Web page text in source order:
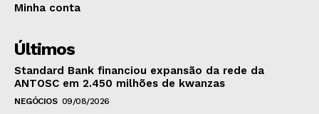
Minha conta
Últimos
Standard Bank financiou expansão da rede da
ANTOSC em 2.450 milhões de kwanzas
NEGÓCIOS 09/08/2026